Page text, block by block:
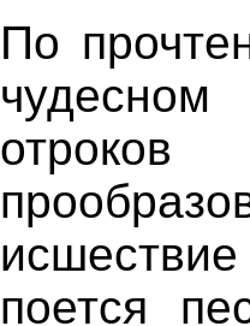
По
чудесном
поется